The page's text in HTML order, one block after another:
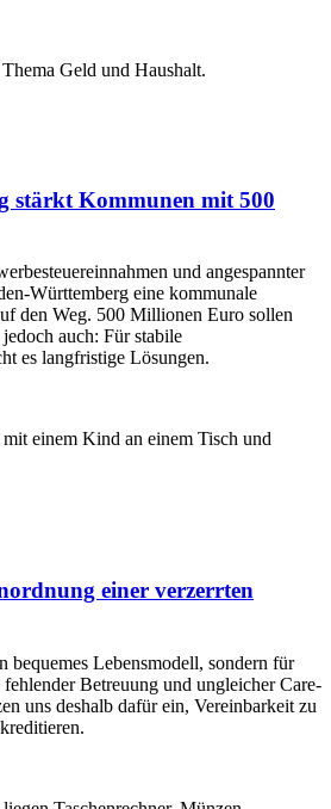
stärkt Kommunen mit 500
und angespannter
Württemberg eine kommunale
den Weg. 500 Millionen Euro sollen
auch: Für stabile
es langfristige Lösungen.
einer verzerrten
bequemes Lebensmodell, sondern für
Betreuung und ungleicher Care-
uns deshalb dafür ein, Vereinbarkeit zu